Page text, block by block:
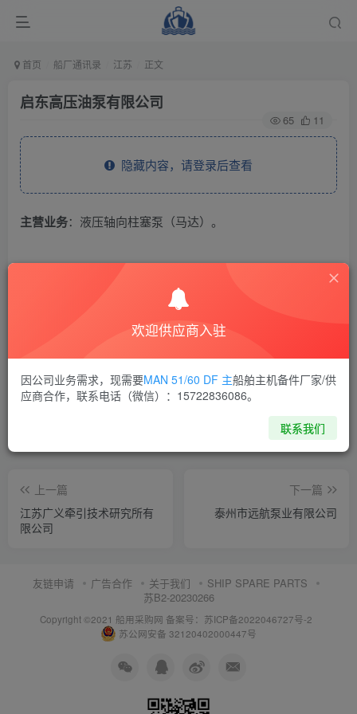
首页 船厂通讯录 江苏 正文
启东高压油泵有限公司
65 11
隐藏内容，请登录后查看
主营业务：液压轴向柱塞泵（马达）。
THE END
喜欢就支持一下吧
上一篇
江苏广义牵引技术研究所有
限公司
下一篇
泰州市远航泵业有限公司
友链申请 广告合作 关于我们
SHIP SPARE PARTS
苏B2-20230266
Copyright ©2021 船用采购网 备案号：苏ICP备2022046727号-2
苏公网安备 32120402000447号
欢迎供应商入驻
因公司业务需求，现需要MAN 51/60 DF 主船舶主机备件厂家/供
应商合作，联系电话（微信）：15722836086。
联系我们